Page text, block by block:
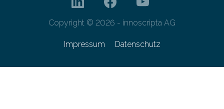
Copyright © 2026 - innoscripta AG
Impressum Datenschutz